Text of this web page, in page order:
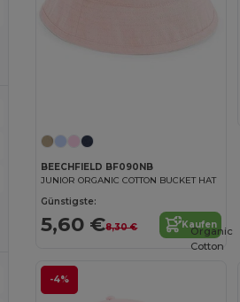
BEECHFIELD BF090NB
JUNIOR ORGANIC COTTON BUCKET HAT
Günstigste:
5,60 €8,30 € Kaufen
-4%
Organic
Cotton